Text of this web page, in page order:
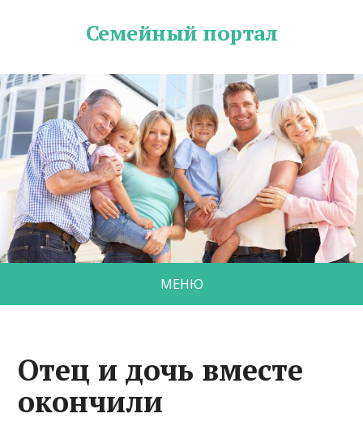
Семейный портал
МЕНЮ
Отец и дочь вместе
окончили